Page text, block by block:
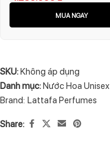
MUA NGAY
SKU:Không áp dụng
Danh mục:Nước Hoa Unisex
Brand: Lattafa Perfumes
Share: